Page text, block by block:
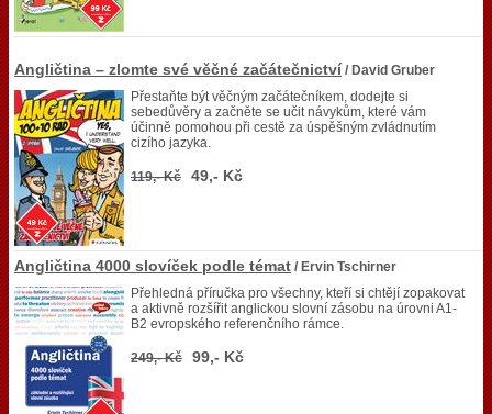
Angličtina – zlomte své věčné začátečnictví / David Gruber
Přestaňte být věčným začátečníkem, dodejte si
sebedůvěry a začněte se učit návykům, které vám
účinně pomohou při cestě za úspěšným zvládnutím
cizího jazyka.
119,- Kč 49,- Kč
Angličtina 4000 slovíček podle témat / Ervin Tschirner
Přehledná příručka pro všechny, kteří si chtějí zopakovat
a aktivně rozšířit anglickou slovní zásobu na úrovni A1-
B2 evropského referenčního rámce.
249,- Kč 99,- Kč